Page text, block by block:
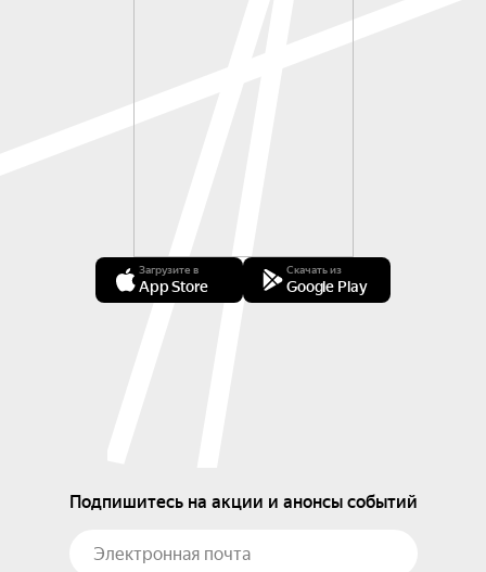
Загрузите в
App Store
Скачать из
Google Play
Подпишитесь на акции и анонсы событий